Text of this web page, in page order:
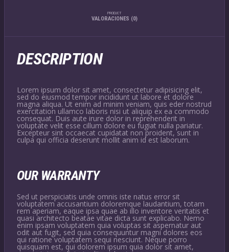
PRODUCT
VALORACIONES (0)
DESCRIPTION
Lorem ipsum dolor sit amet, consectetur adipisicing elit,
sed do eiusmod tempor incididunt ut labore et dolore
magna aliqua. Ut enim ad minim veniam, quis eder nostrud
exercitation ullamco laboris nisi ut aliquip ex ea commodo
consequat. Duis aute irure dolor in reprehenderit in
voluptate velit esse cillum dolore eu fugiat nulla pariatur.
Excepteur sint occaecat cupidatat non proident, sunt in
culpa qui officia deserunt mollit anim id est laborum.
OUR WARRANTY
Sed ut perspiciatis unde omnis iste natus error sit
voluptatem accusantium doloremque laudantium, totam
rem aperiam, eaque ipsa quae ab illo inventore veritatis et
quasi architecto beatae vitae dicta sunt explicabo. Nemo
enim ipsam voluptatem quia voluptas sit aspernatur aut
odit aut fugit, sed quia consequuntur magni dolores eos
qui ratione voluptatem sequi nesciunt. Neque porro
quisquam est, qui dolorem ipsum quia dolor sit amet,